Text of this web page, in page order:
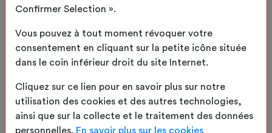
Confirmer Selection ».
Vous pouvez à tout moment révoquer votre
consentement en cliquant sur la petite icône située
dans le coin inférieur droit du site Internet.
Cliquez sur ce lien pour en savoir plus sur notre
utilisation des cookies et des autres technologies,
ainsi que sur la collecte et le traitement des données
personnelles. En savoir plus sur les cookies
Options
4 Résumé